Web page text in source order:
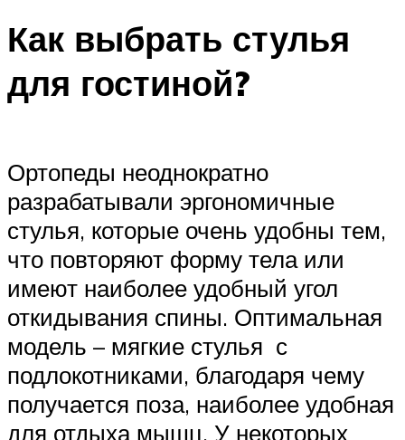
Как выбрать стулья
для гостиной?
Ортопеды неоднократно
разрабатывали эргономичные
стулья, которые очень удобны тем,
что повторяют форму тела или
имеют наиболее удобный угол
откидывания спины. Оптимальная
модель – мягкие стулья с
подлокотниками, благодаря чему
получается поза, наиболее удобная
для отдыха мышц. У некоторых